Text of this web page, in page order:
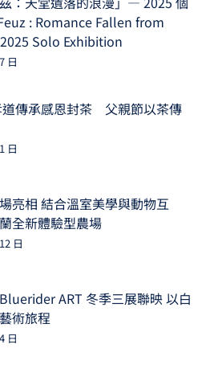
: Romance Fallen from
Solo Exhibition
日
傳承感恩封茶 父親節以茶傳
日
亮相 結合溫室美學與動物互
全新體驗型農場
日
ART 冬季三展聯映 以白
術旅程
日